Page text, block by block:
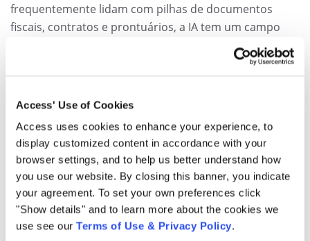
Access' Use of Cookies
Access uses cookies to enhance your experience, to
display customized content in accordance with your
browser settings, and to help us better understand how
you use our website. By closing this banner, you indicate
your agreement. To set your own preferences click
"Show details" and to learn more about the cookies we
use see our Terms of Use & Privacy Policy.
frequentemente lidam com pilhas de documentos
fiscais, contratos e prontuários, a IA tem um campo
fértil para reduzir erros e ganhar produtividade. Além
disso, algoritmos inteligentes podem identificar
manter compliance de forma proativa. A automação
tomada de decisão, enquanto as “máquinas” cuidam
do trabalho repetitivo e operacional.
Assinaturas digitais e eletrônicas –Outra tendência
irreversível é a adoção massiva de assinaturas digitais
em contratos e documentos oficiais. Com a